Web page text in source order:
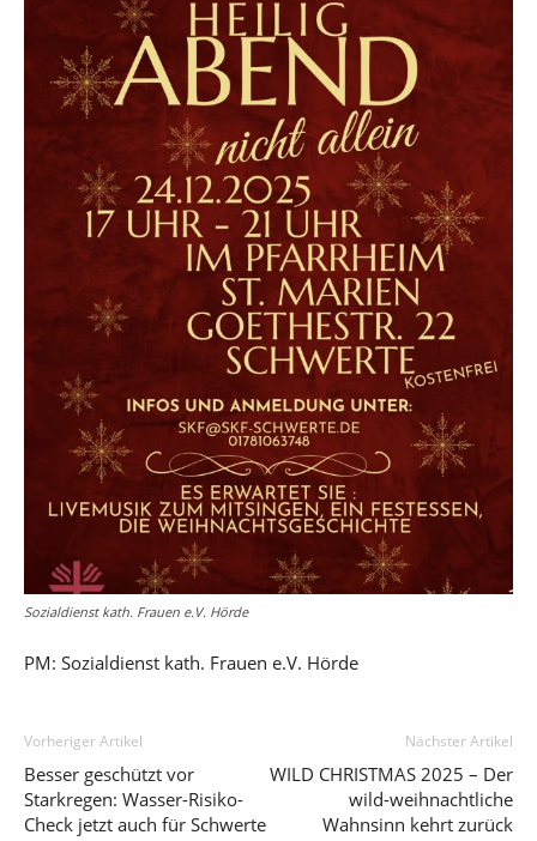
Sozialdienst kath. Frauen e.V. Hörde
PM: Sozialdienst kath. Frauen e.V. Hörde
Vorheriger Artikel
Besser geschützt vor
Starkregen: Wasser-Risiko-
Check jetzt auch für Schwerte
Nächster Artikel
WILD CHRISTMAS 2025 – Der
wild-weihnachtliche
Wahnsinn kehrt zurück